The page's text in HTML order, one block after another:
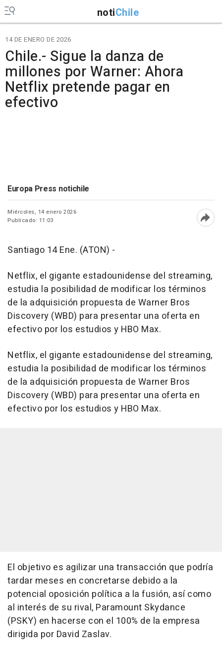
notiChile
14 DE ENERO DE 2026
Chile.- Sigue la danza de
millones por Warner: Ahora
Netflix pretende pagar en
efectivo
Europa Press notichile
Miércoles, 14 enero 2026
Publicado: 11:03
Santiago 14 Ene. (ATON) -
Netflix, el gigante estadounidense del streaming,
estudia la posibilidad de modificar los términos
de la adquisición propuesta de Warner Bros
Discovery (WBD) para presentar una oferta en
efectivo por los estudios y HBO Max.
Netflix, el gigante estadounidense del streaming,
estudia la posibilidad de modificar los términos
de la adquisición propuesta de Warner Bros
Discovery (WBD) para presentar una oferta en
efectivo por los estudios y HBO Max.
El objetivo es agilizar una transacción que podría
tardar meses en concretarse debido a la
potencial oposición política a la fusión, así como
al interés de su rival, Paramount Skydance
(PSKY) en hacerse con el 100% de la empresa
dirigida por David Zaslav.